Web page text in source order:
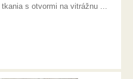
s otvormi na vitrážnu ...